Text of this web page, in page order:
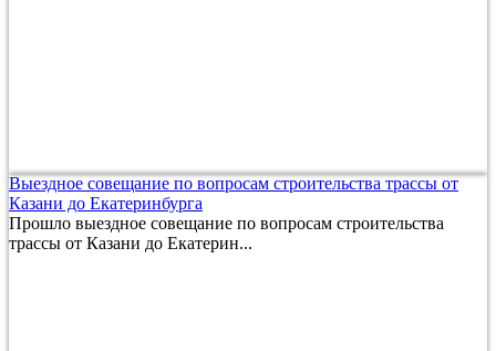
Выездное совещание по вопросам строительства трассы от
Казани до Екатеринбурга
Прошло выездное совещание по вопросам строительства
трассы от Казани до Екатерин...